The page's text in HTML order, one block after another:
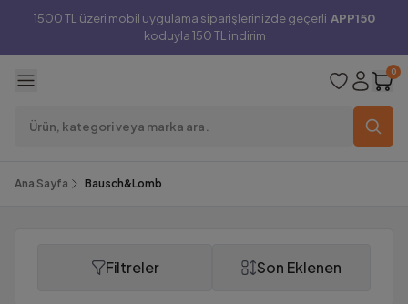
1500 TL üzeri mobil uygulama siparişlerinizde geçerli APP150
koduyla 150 TL indirim
0
Ana Sayfa Bausch&Lomb
Filtreler
Bausch&Lomb Son Eklenen